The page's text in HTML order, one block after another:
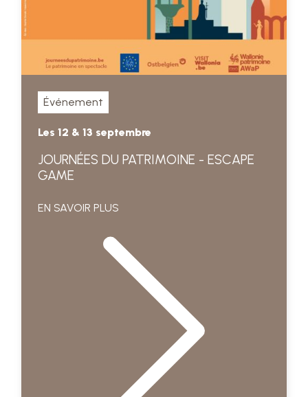
Événement
Les 12 & 13 septembre
JOURNÉES DU PATRIMOINE - ESCAPE
GAME
EN SAVOIR PLUS